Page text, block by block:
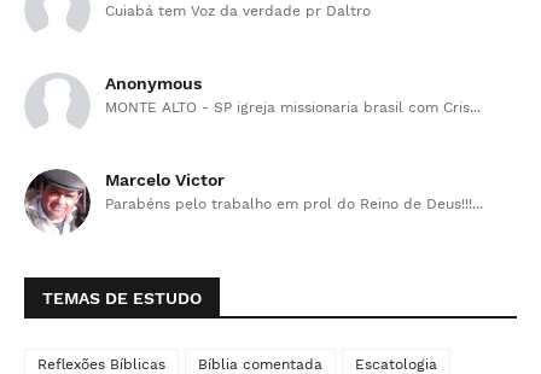
Cuiabá tem Voz da verdade pr Daltro
Anonymous
MONTE ALTO - SP igreja missionaria brasil com Cris...
Marcelo Victor
Parabéns pelo trabalho em prol do Reino de Deus!!!...
TEMAS DE ESTUDO
Reflexões Bíblicas Bíblia comentada Escatologia